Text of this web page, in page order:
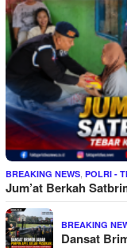
BREAKING NEWS POLRI -
Jum’at Berkah
BREAKING
Dansat